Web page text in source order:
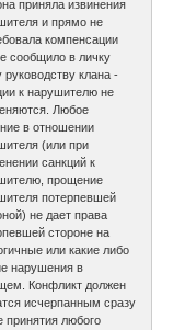
приняла извинения
и прямо не
компенсации
сообщило в личку
руководству клана -
к нарушителю не
Любое
в отношении
(или при
санкций к
прощение
потерпевшей
не дает права
стороне на
или какие либо
нарушения в
Конфликт должен
исчерпанным сразу
принятия любого